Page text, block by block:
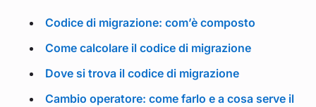
Codice di migrazione: com’è composto
Come calcolare il codice di migrazione
Dove si trova il codice di migrazione
Cambio operatore: come farlo e a cosa serve il